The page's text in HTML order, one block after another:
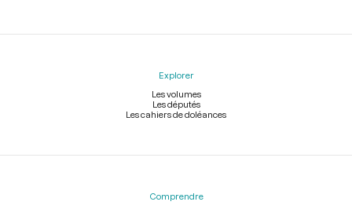
Explorer
Les volumes
Les députés
Les cahiers de doléances
Comprendre